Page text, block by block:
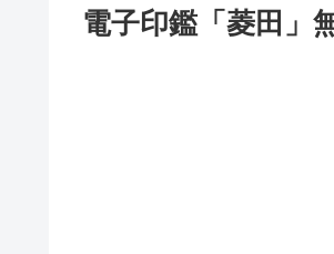
電子印鑑「菱田」